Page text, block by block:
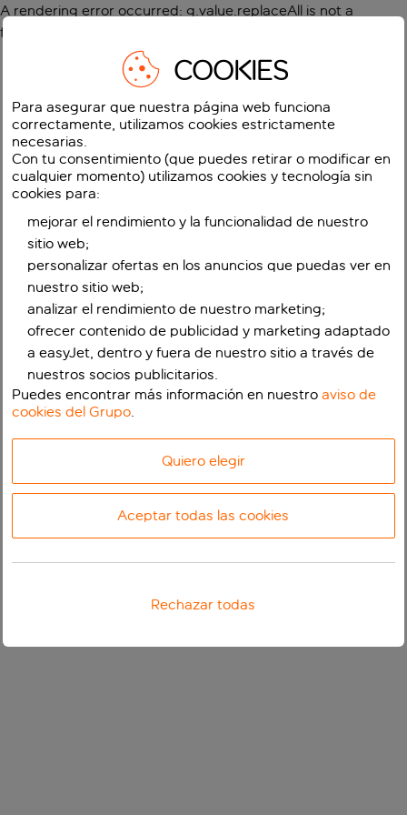
A rendering error occurred: g.value.replaceAll is not a
function
COOKIES
Para asegurar que nuestra página web funciona
correctamente, utilizamos cookies estrictamente
necesarias.
Con tu consentimiento (que puedes retirar o modificar en
cualquier momento) utilizamos cookies y tecnología sin
cookies para:
mejorar el rendimiento y la funcionalidad de nuestro
sitio web;
personalizar ofertas en los anuncios que puedas ver en
nuestro sitio web;
analizar el rendimiento de nuestro marketing;
ofrecer contenido de publicidad y marketing adaptado
a easyJet, dentro y fuera de nuestro sitio a través de
nuestros socios publicitarios.
Puedes encontrar más información en nuestroaviso de
cookies del Grupo.
Quiero elegir
Aceptar todas las cookies
Rechazar todas